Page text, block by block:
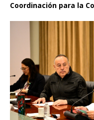
Coordinación para la